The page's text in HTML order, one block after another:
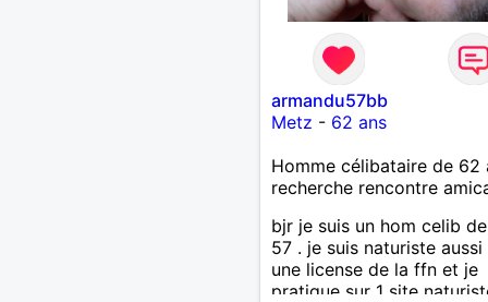
armandu57bb
Metz - 62 ans
Homme célibataire de 62
recherche rencontre
bjr je suis un hom celib
57 . je suis naturiste aussi
une license de la ffn et je
pratique sur 1 site